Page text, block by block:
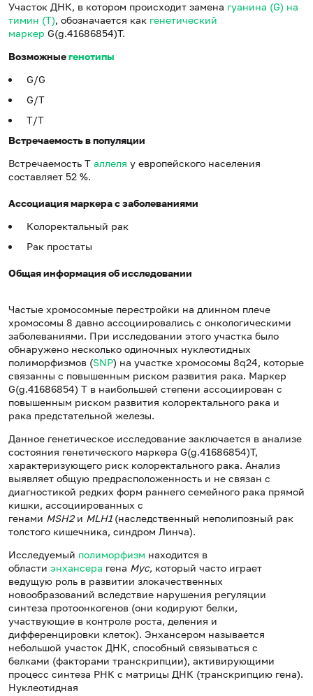
Участок ДНК, в котором происходит замена гуанина (G) на
тимин (T), обозначается как генетический
маркер G(g.41686854)T.
Возможныегенотипы
G/G
G/Т
Т/Т
Встречаемость в популяции
Встречаемость Т аллеля у европейского населения
составляет 52 %.
Ассоциация маркера с заболеваниями
Колоректальный рак
Рак простаты
Общая информация об исследовании
Частые хромосомные перестройки на длинном плече
хромосомы 8 давно ассоциировались с онкологическими
заболеваниями. При исследовании этого участка было
обнаружено несколько одиночных нуклеотидных
полиморфизмов (SNP) на участке хромосомы 8q24, которые
связанны с повышенным риском развития рака. Маркер
G(g.41686854) T в наибольшей степени ассоциирован с
повышенным риском развития колоректального рака и
рака предстательной железы.
Данное генетическое исследование заключается в анализе
состояния генетического маркера G(g.41686854)T,
характеризующего риск колоректального рака. Анализ
выявляет общую предрасположенность и не связан с
диагностикой редких форм раннего семейного рака прямой
кишки, ассоциированных с
генами MSH2и MLH1 (наследственный неполипозный рак
толстого кишечника, синдром Линча).
Исследуемый полиморфизм находится в
области энхансера гена Myc, который часто играет
ведущую роль в развитии злокачественных
новообразований вследствие нарушения регуляции
синтеза протоонкогенов (они кодируют белки,
участвующие в контроле роста, деления и
дифференцировки клеток). Энхансером называется
небольшой участок ДНК, способный связываться с
белками (факторами транскрипции), активирующими
процесс синтеза РНК с матрицы ДНК (транскрипцию гена).
Нуклеотидная